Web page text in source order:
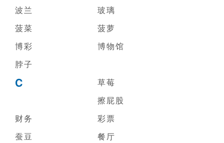
波兰
玻璃
菠菜
菠萝
博彩
博物馆
脖子
C
草莓
擦屁股
财务
彩票
蚕豆
餐厅